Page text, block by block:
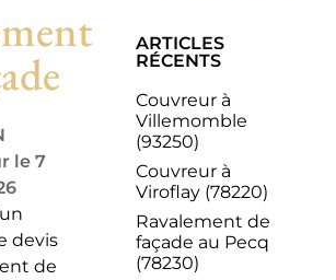
le 7
devis
de
ARTICLES
RÉCENTS
Couvreur à
Villemomble
(93250)
Couvreur à
Viroflay (78220)
Ravalement de
façade au Pecq
(78230)